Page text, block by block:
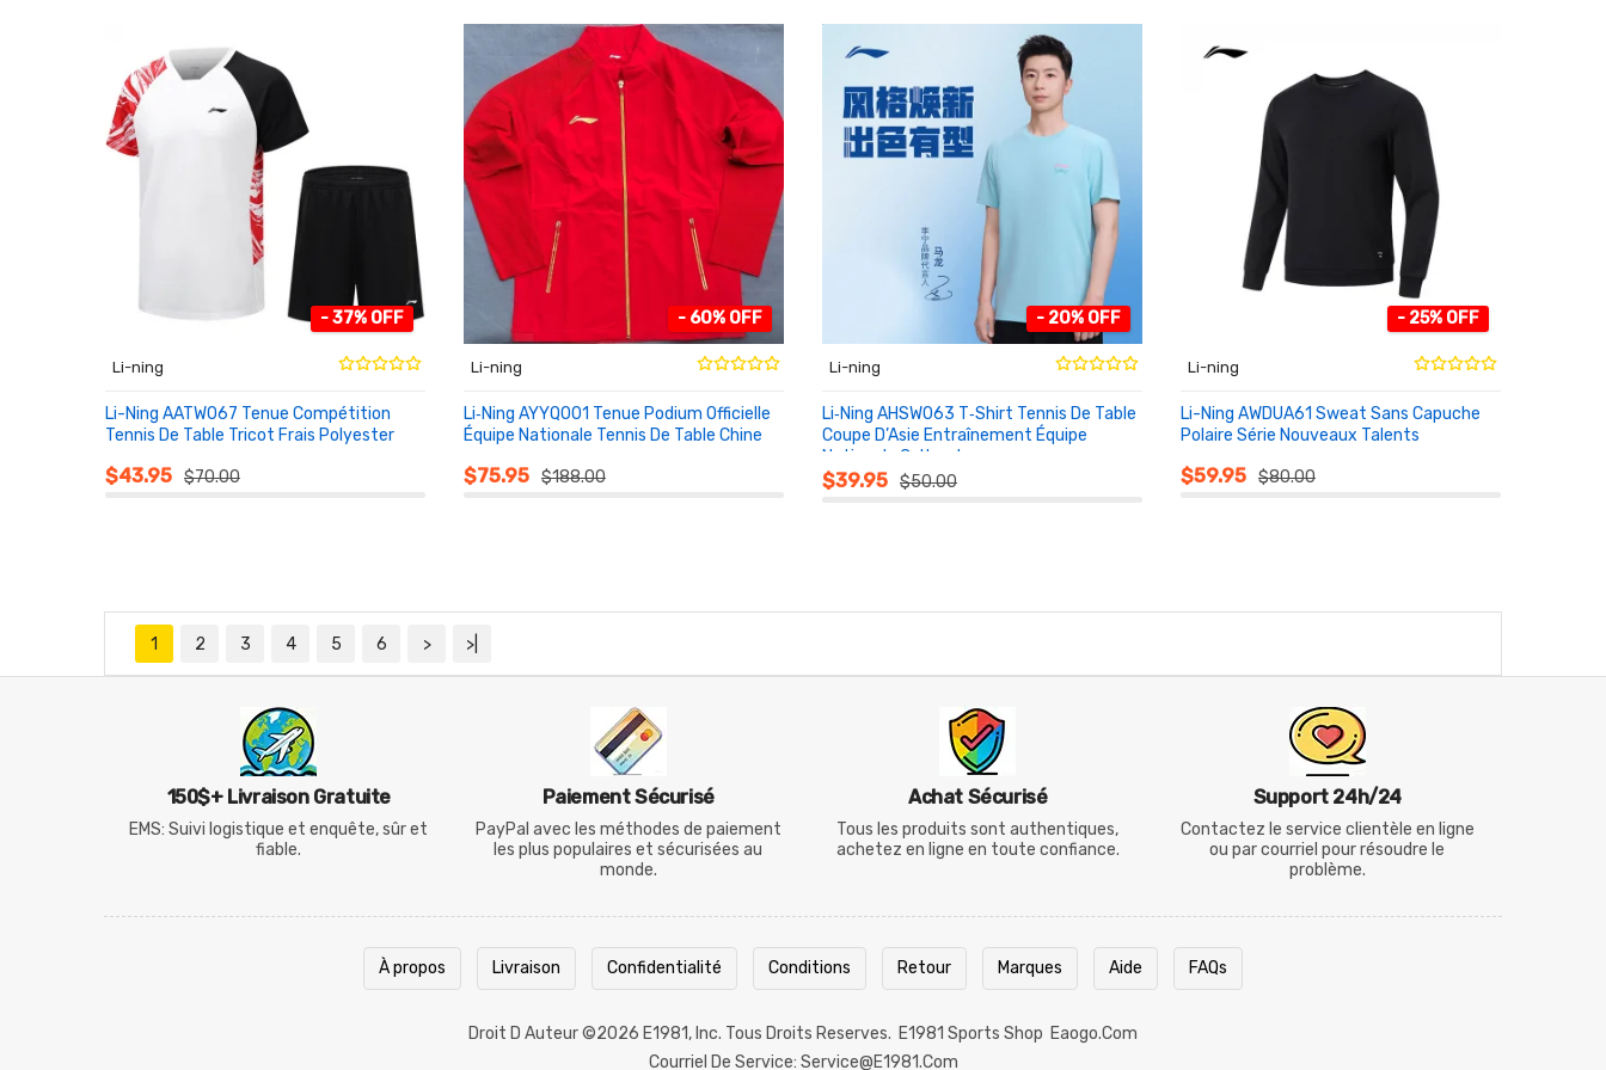
- 37% OFF
Li-ning
Li-Ning AATW067 Tenue Compétition
Tennis De Table Tricot Frais Polyester
$43.95 $70.00
- 60% OFF
Li-ning
Li‑Ning AYYQ001 Tenue Podium Officielle
Équipe Nationale Tennis De Table Chine
$75.95 $188.00
- 20% OFF
Li-ning
Li‑Ning AHSW063 T‑Shirt Tennis De Table
Coupe D’Asie Entraînement Équipe
Nationale Culturel
$39.95 $50.00
- 25% OFF
Li-ning
Li-Ning AWDUA61 Sweat Sans Capuche
Polaire Série Nouveaux Talents
$59.95 $80.00
1 2 3 4 5 6 > >|
150$+ Livraison Gratuite
EMS: Suivi logistique et enquête, sûr et
fiable.
Paiement Sécurisé
PayPal avec les méthodes de paiement
les plus populaires et sécurisées au
monde.
Achat Sécurisé
Tous les produits sont authentiques,
achetez en ligne en toute confiance.
Support 24h/24
Contactez le service clientèle en ligne
ou par courriel pour résoudre le
problème.
À propos Livraison Confidentialité Conditions Retour Marques Aide FAQs
Droit D Auteur ©2026 E1981, Inc. Tous Droits Reserves. E1981 Sports Shop Eaogo.com
Courriel De Service: Service@e1981.com